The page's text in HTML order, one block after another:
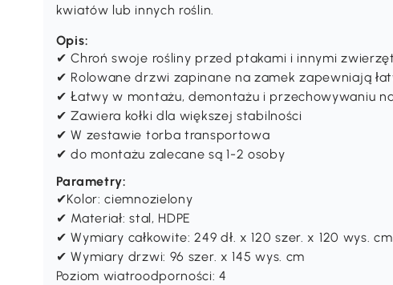
kwiatów lub innych roślin.
Opis:
✔ Chroń swoje rośliny przed ptakami i innymi
✔ Rolowane drzwi zapinane na zamek zapewniają
✔ Łatwy w montażu, demontażu i przechowywaniu
✔ Zawiera kołki dla większej stabilności
✔ W zestawie torba transportowa
✔ do montażu zalecane są 1-2 osoby
Parametry:
✔Kolor: ciemnozielony
✔ Materiał: stal, HDPE
✔ Wymiary całkowite: 249 dł. x 120 szer. x 120 wys. cm
✔ Wymiary drzwi: 96 szer. x 145 wys. cm
Poziom wiatroodporności: 4